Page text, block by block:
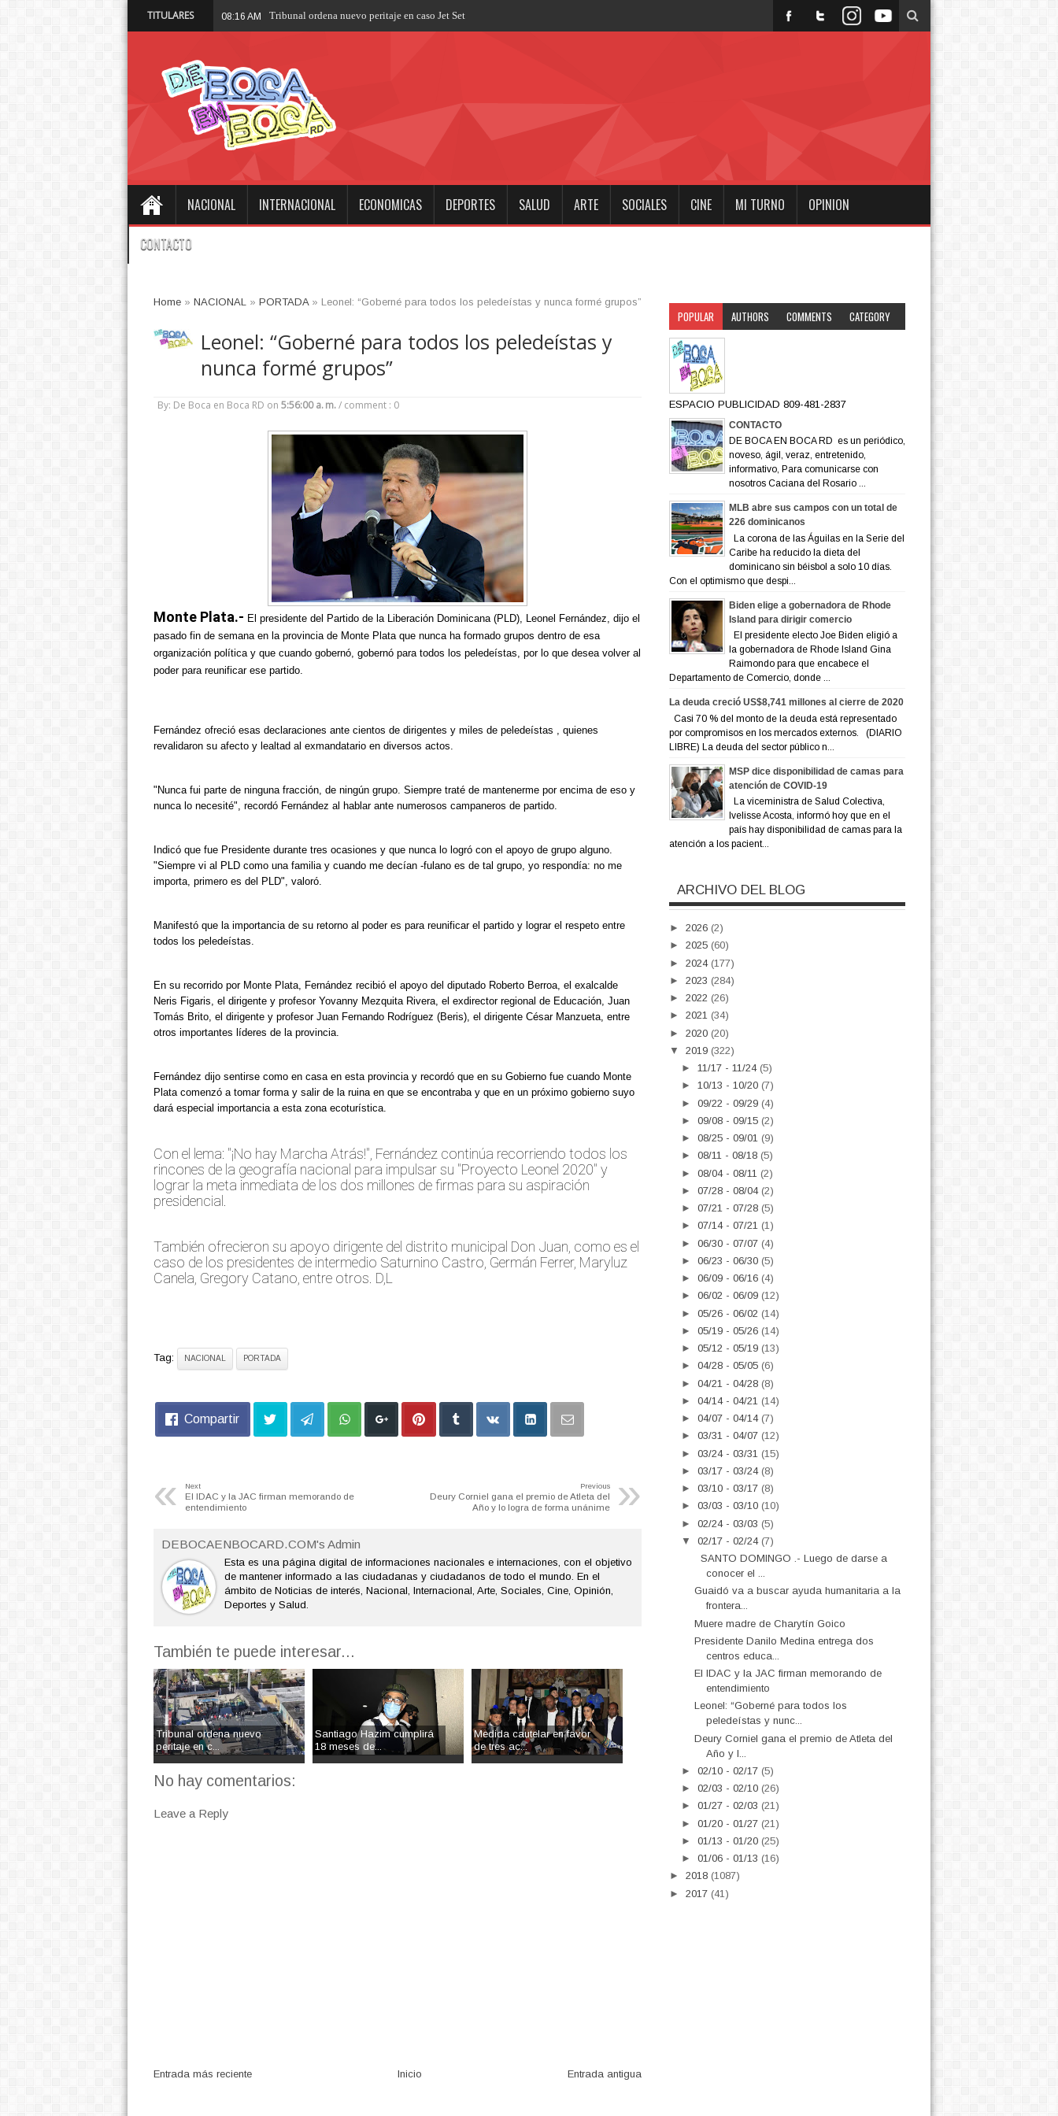
TITULARES 08:07 AM
NACIONAL INTERNACIONAL ECONOMICAS DEPORTES SALUD ARTE SOCIALES CINE MI TURNO OPINION
CONTACTO
Home» NACIONAL» PORTADA» Leonel: “Goberné para todos los peledeístas y nunca formé grupos”
Leonel: “Goberné para todos los peledeístas y
nunca formé grupos”
By: De Boca en Boca RD on 5:56:00 a. m. / comment : 0
Monte Plata.- El presidente del Partido de la Liberación Dominicana (PLD), Leonel Fernández, dijo el
pasado fin de semana en la provincia de Monte Plata que nunca ha formado grupos dentro de esa
organización política y que cuando gobernó, gobernó para todos los peledeístas, por lo que desea volver al
poder para reunificar ese partido.
Fernández ofreció esas declaraciones ante cientos de dirigentes y miles de peledeístas , quienes
revalidaron su afecto y lealtad al exmandatario en diversos actos.
"Nunca fui parte de ninguna fracción, de ningún grupo. Siempre traté de mantenerme por encima de eso y
nunca lo necesité", recordó Fernández al hablar ante numerosos campaneros de partido.
Indicó que fue Presidente durante tres ocasiones y que nunca lo logró con el apoyo de grupo alguno.
"Siempre vi al PLD como una familia y cuando me decían -fulano es de tal grupo, yo respondía: no me
importa, primero es del PLD", valoró.
Manifestó que la importancia de su retorno al poder es para reunificar el partido y lograr el respeto entre
todos los peledeístas.
En su recorrido por Monte Plata, Fernández recibió el apoyo del diputado Roberto Berroa, el exalcalde
Neris Figaris, el dirigente y profesor Yovanny Mezquita Rivera, el exdirector regional de Educación, Juan
Tomás Brito, el dirigente y profesor Juan Fernando Rodríguez (Beris), el dirigente César Manzueta, entre
otros importantes líderes de la provincia.
Fernández dijo sentirse como en casa en esta provincia y recordó que en su Gobierno fue cuando Monte
Plata comenzó a tomar forma y salir de la ruina en que se encontraba y que en un próximo gobierno suyo
dará especial importancia a esta zona ecoturística.
Con el lema: "¡No hay Marcha Atrás!", Fernández continúa recorriendo todos los
rincones de la geografía nacional para impulsar su "Proyecto Leonel 2020" y
lograr la meta inmediata de los dos millones de firmas para su aspiración
presidencial.
También ofrecieron su apoyo dirigente del distrito municipal Don Juan, como es el
caso de los presidentes de intermedio Saturnino Castro, Germán Ferrer, Maryluz
Canela, Gregory Catano, entre otros. D,L
Tag: NACIONAL PORTADA
Compartir
« Next
El IDAC y la JAC firman memorando de
entendimiento
»
Previous
Deury Corniel gana el premio de Atleta del
Año y lo logra de forma unánime
DEBOCAENBOCARD.COM's Admin
Esta es una página digital de informaciones nacionales e internaciones, con el objetivo
de mantener informado a las ciudadanas y ciudadanos de todo el mundo. En el
ámbito de Noticias de interés, Nacional, Internacional, Arte, Sociales, Cine, Opinión,
Deportes y Salud.
También te puede interesar...
Tribunal ordena nuevo
peritaje en c...
Santiago Hazim cumplirá
18 meses de...
Medida cautelar en favor
de tres ac...
No hay comentarios:
Leave a Reply
Entrada más reciente Entrada antigua
Inicio
POPULAR AUTHORS COMMENTS CATEGORY
ESPACIO PUBLICIDAD 809-481-2837
CONTACTO
DE BOCA EN BOCA RD es un periódico,
noveso, ágil, veraz, entretenido,
informativo, Para comunicarse con
nosotros Caciana del Rosario ...
MLB abre sus campos con un total de
226 dominicanos
La corona de las Águilas en la Serie del
Caribe ha reducido la dieta del
dominicano sin béisbol a solo 10 días.
Con el optimismo que despi...
Biden elige a gobernadora de Rhode
Island para dirigir comercio
El presidente electo Joe Biden eligió a
la gobernadora de Rhode Island Gina
Raimondo para que encabece el
Departamento de Comercio, donde ...
La deuda creció US$8,741 millones al cierre de 2020
Casi 70 % del monto de la deuda está representado
por compromisos en los mercados externos. (DIARIO
LIBRE) La deuda del sector público n...
MSP dice disponibilidad de camas para
atención de COVID-19
La viceministra de Salud Colectiva,
Ivelisse Acosta, informó hoy que en el
país hay disponibilidad de camas para la
atención a los pacient...
ARCHIVO DEL BLOG
► 2026 (2)
► 2025 (60)
► 2024 (177)
► 2023 (284)
► 2022 (26)
► 2021 (34)
► 2020 (20)
▼ 2019 (322)
►11/17 - 11/24 (5)
►10/13 - 10/20 (7)
►09/22 - 09/29 (4)
►09/08 - 09/15 (2)
►08/25 - 09/01 (9)
►08/11 - 08/18 (5)
►08/04 - 08/11 (2)
►07/28 - 08/04 (2)
►07/21 - 07/28 (5)
►07/14 - 07/21 (1)
►06/30 - 07/07 (4)
►06/23 - 06/30 (5)
►06/09 - 06/16 (4)
►06/02 - 06/09 (12)
►05/26 - 06/02 (14)
►05/19 - 05/26 (14)
►05/12 - 05/19 (13)
►04/28 - 05/05 (6)
►04/21 - 04/28 (8)
►04/14 - 04/21 (14)
►04/07 - 04/14 (7)
►03/31 - 04/07 (12)
►03/24 - 03/31 (15)
►03/17 - 03/24 (8)
►03/10 - 03/17 (8)
►03/03 - 03/10 (10)
►02/24 - 03/03 (5)
▼02/17 - 02/24 (7)
SANTO DOMINGO .- Luego de darse a
conocer el ...
Guaidó va a buscar ayuda humanitaria a la
frontera...
Muere madre de Charytín Goico
Presidente Danilo Medina entrega dos
centros educa...
El IDAC y la JAC firman memorando de
entendimiento
Leonel: “Goberné para todos los
peledeístas y nunc...
Deury Corniel gana el premio de Atleta del
Año y l...
►02/10 - 02/17 (5)
►02/03 - 02/10 (26)
►01/27 - 02/03 (21)
►01/20 - 01/27 (21)
►01/13 - 01/20 (25)
►01/06 - 01/13 (16)
► 2018 (1087)
► 2017 (41)